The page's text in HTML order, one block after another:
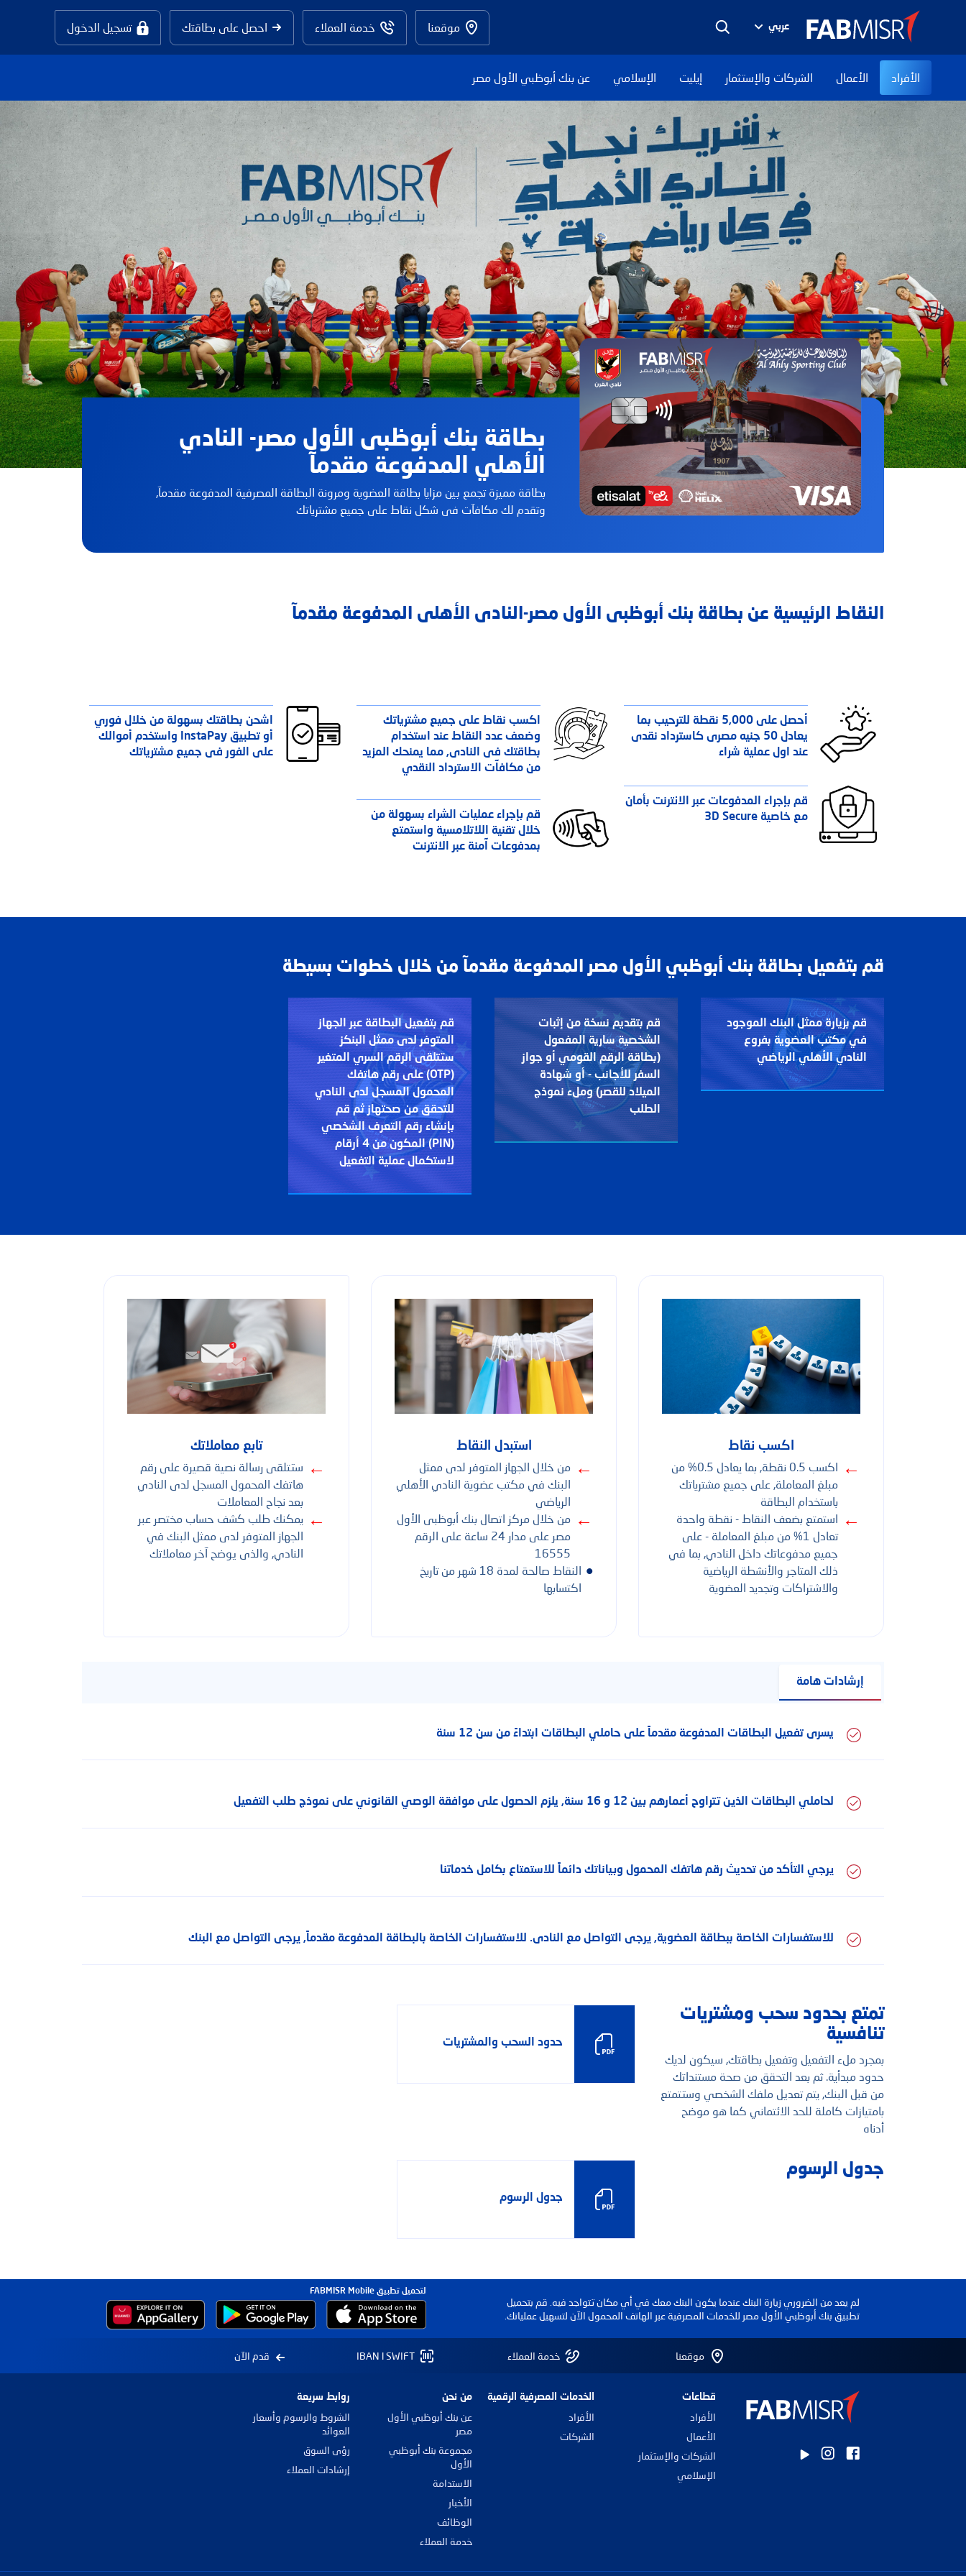
عربي موقعنا خدمة العملاء احصل على بطاقتك تسجيل الدخول
الأفراد الأعمال الشركات والإستثمار إيليت الإسلامي عن بنك أبوظبي الأول مصر
بحث شائع
الخدمات المصرفية الرقمية المعاملات المصرفية عبر الهاتف المحمول مركز الاتصال والدعم
بطاقات الائتمان
بطاقة بنك أبوظبى الأول مصر- النادي
الأهلي المدفوعة مقدمآ
بطاقة مميزة تجمع بين مزايا بطاقة العضوية ومرونة البطاقة المصرفية المدفوعة مقدمآ,
وتقدم لك مكافآت فى شكل نقاط على جميع مشترياتك
النقاط الرئيسية عن بطاقة بنك أبوظبى الأول مصر-النادى الأهلى المدفوعة مقدمآ
أحصل على 5,000 نقطة للترحيب بما
يعادل 50 جنيه مصرى كاسترداد نقدى
عند اول عملية شراء
قم بإجراء المدفوعات عبر الانترنت بأمان
مع خاصية 3D Secure
اكسب نقاط على جميع مشترياتك
وضعف عدد النقاط عند استخدام
بطاقتك فى النادى, مما يمنحك المزيد
من مكافآت الاسترداد النقدي
قم بإجراء عمليات الشراء بسهولة من
خلال تقنية اللاتلامسية واستمتع
بمدفوعات آمنة عبر الانترنت
اشحن بطاقتك بسهولة من خلال فوري
أو تطبيق InstaPay واستخدم أموالك
على الفور فى جميع مشترياتك
قم بتفعيل بطاقة بنك أبوظبي الأول مصر المدفوعة مقدمآ من خلال خطوات بسيطة
قم بزيارة ممثل البنك الموجود
في مكتب العضوية بفروع
النادي الأهلي الرياضي
قم بتقديم نسخة من إثبات
الشخصية سارية المفعول
(بطاقة الرقم القومي أو جواز
السفر للأجانب - أو شهادة
الميلاد للقصر) وملء نموذج
الطلب
قم بتفعيل البطاقة عبر الجهاز
المتوفر لدى ممثل البنكز
ستتلقى الرقم السري المتغير
(OTP) على رقم هاتفك
المحمول المسجل لدى النادي
للتحقق من صحتهاز ثم قم
بإنشاء رقم التعرف الشخصي
(PIN) المكون من 4 أرقام
لاستكمال عملية التفعيل
اكسب نقاط
←
اكسب 0.5 نقطة, بما يعادل 0.5% من
مبلغ المعاملة, على جميع مشترياتك
باستخدام البطاقة
←
استمتع بضعف النقاط - نقطة واحدة
تعادل 1% من مبلغ المعاملة - على
جميع مدفوعاتك داخل النادي, بما في
ذلك المتاجر والأنشطة الرياضية
والاشتراكات وتجديد العضوية
استبدل النقاط
← من خلال الجهاز المتوفر لدى ممثل
البنك في مكتب عضوية النادي الأهلي
الرياضي
← من خلال مركز اتصال بنك أبوظبى الأول
مصر على مدار 24 ساعة على الرقم
16555
•
النقاط صالحة لمدة 18 شهر من تاريخ
اكتسابها
تابع معاملاتك
←
ستتلقى رسالة نصية قصيرة على رقم
هاتفك المحمول المسجل لدى النادي
بعد نجاح المعاملات
←
يمكنك طلب كشف حساب مختصر عبر
الجهاز المتوفر لدى ممثل البنك في
النادي, والذى يوضح آخر معاملاتك
إرشادات هامة
يسرى تفعيل البطاقات المدفوعة مقدماً على حاملي البطاقات ابتداءً من سن 12 سنة
لحاملي البطاقات الذين تتراوح أعمارهم بين 12 و 16 سنة, يلزم الحصول على موافقة الوصي القانوني على نموذج طلب التفعيل
يرجي التأكد من تحديث رقم هاتفك المحمول وبياناتك دائماً للاستمتاع بكامل خدماتنا
للاستفسارات الخاصة ببطاقة العضوية, يرجى التواصل مع النادى. للاستفسارات الخاصة بالبطاقة المدفوعة مقدماً, يرجى التواصل مع البنك
تمتع بحدود سحب ومشتريات
تنافسية
بمجرد ملء التفعيل وتفعيل بطاقتك, سيكون لديك
حدود مبدأية. ثم بعد التحقق من صحة مستنداتك
من قبل البنك, يتم تعديل ملفك الشخصي وستتمتع
بامتيازات كاملة للحد الائتماني كما هو موضح
أدناه
حدود السحب والمشتريات
جدول الرسوم
جدول الرسوم
لم يعد من الضروري زيارة البنك عندما يكون البنك معك في أي مكان تتواجد فيه. قم بتحميل
تطبيق بنك أبوظبي الأول مصر للخدمات المصرفية عبر الهاتف المحمول الآن لتسهيل عملياتك.
لتحميل تطبيق FABMISR Mobile
موقعنا خدمة العملاء IBAN l SWIFT قدم الآن
قطاعات
الأفراد
الأعمال
الشركات والإستثمار
الإسلامي
الخدمات المصرفية الرقمية
الأفراد
الشركات
من نحن
عن بنك أبوظبي الأول
مصر
مجموعة بنك أبوظبي
الأول
الاستدامة
الأخبار
الوظائف
خدمة العملاء
روابط سريعة
الشروط والرسوم وأسعار
العوائد
رؤى السوق
إرشادات العملاء